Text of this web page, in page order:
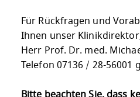
Für Rückfragen und
Ihnen unser
Herr Prof. Dr. med.
Telefon 07136 / 28-56001